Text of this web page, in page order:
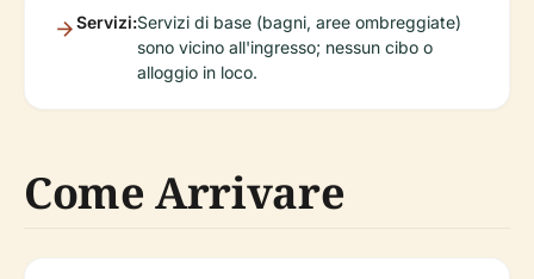
Servizi:Servizi di base (bagni, aree ombreggiate)
sono vicino all'ingresso; nessun cibo o
alloggio in loco.
Come Arrivare